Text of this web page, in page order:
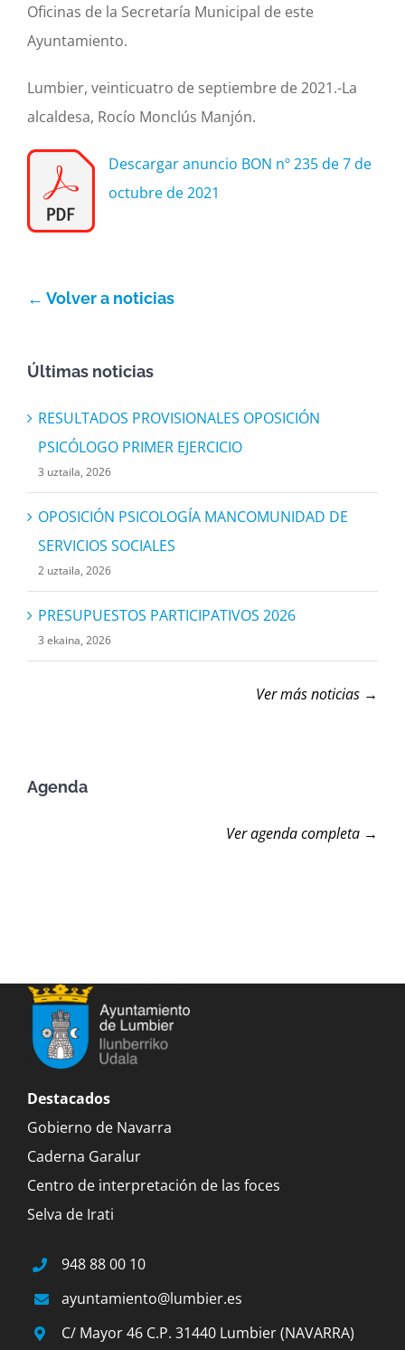
Oficinas de la Secretaría Municipal de este
Ayuntamiento.
Lumbier, veinticuatro de septiembre de 2021.-La
alcaldesa, Rocío Monclús Manjón.
Descargar anuncio BON nº 235 de 7 de
octubre de 2021
← Volver a noticias
Últimas noticias
RESULTADOS PROVISIONALES OPOSICIÓN
PSICÓLOGO PRIMER EJERCICIO
3 uztaila, 2026
OPOSICIÓN PSICOLOGÍA MANCOMUNIDAD DE
SERVICIOS SOCIALES
2 uztaila, 2026
PRESUPUESTOS PARTICIPATIVOS 2026
3 ekaina, 2026
Ver más noticias →
Agenda
Ver agenda completa →
Destacados
Gobierno de Navarra
Caderna Garalur
Centro de interpretación de las foces
Selva de Irati
948 88 00 10
ayuntamiento@lumbier.es
C/ Mayor 46 C.P. 31440 Lumbier (NAVARRA)